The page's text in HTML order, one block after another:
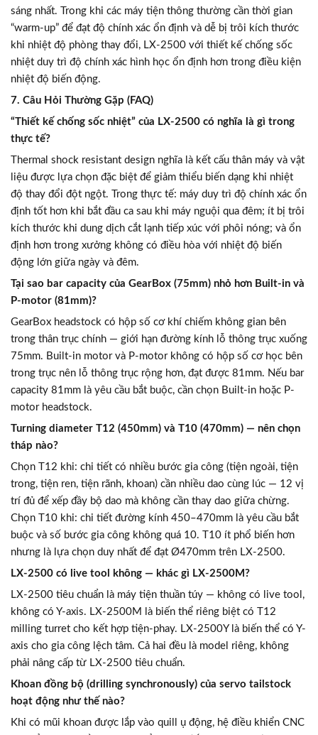
sáng nhất. Trong khi các máy tiện thông thường cần thời gian
“warm-up” để đạt độ chính xác ổn định và dễ bị trôi kích thước
khi nhiệt độ phòng thay đổi, LX-2500 với thiết kế chống sốc
nhiệt duy trì độ chính xác hình học ổn định hơn trong điều kiện
nhiệt độ biến động.
7. Câu Hỏi Thường Gặp (FAQ)
“Thiết kế chống sốc nhiệt” của LX-2500 có nghĩa là gì trong
thực tế?
Thermal shock resistant design nghĩa là kết cấu thân máy và vật
liệu được lựa chọn đặc biệt để giảm thiểu biến dạng khi nhiệt
độ thay đổi đột ngột. Trong thực tế: máy duy trì độ chính xác ổn
định tốt hơn khi bắt đầu ca sau khi máy nguội qua đêm; ít bị trôi
kích thước khi dung dịch cắt lạnh tiếp xúc với phôi nóng; và ổn
định hơn trong xưởng không có điều hòa với nhiệt độ biến
động lớn giữa ngày và đêm.
Tại sao bar capacity của GearBox (75mm) nhỏ hơn Built-in và
P-motor (81mm)?
GearBox headstock có hộp số cơ khí chiếm không gian bên
trong thân trục chính — giới hạn đường kính lỗ thông trục xuống
75mm. Built-in motor và P-motor không có hộp số cơ học bên
trong trục nên lỗ thông trục rộng hơn, đạt được 81mm. Nếu bar
capacity 81mm là yêu cầu bắt buộc, cần chọn Built-in hoặc P-
motor headstock.
Turning diameter T12 (450mm) và T10 (470mm) — nên chọn
tháp nào?
Chọn T12 khi: chi tiết có nhiều bước gia công (tiện ngoài, tiện
trong, tiện ren, tiện rãnh, khoan) cần nhiều dao cùng lúc — 12 vị
trí đủ để xếp đầy bộ dao mà không cần thay dao giữa chừng.
Chọn T10 khi: chi tiết đường kính 450–470mm là yêu cầu bắt
buộc và số bước gia công không quá 10. T10 ít phổ biến hơn
nhưng là lựa chọn duy nhất để đạt Ø470mm trên LX-2500.
LX-2500 có live tool không — khác gì LX-2500M?
LX-2500 tiêu chuẩn là máy tiện thuần túy — không có live tool,
không có Y-axis. LX-2500M là biến thể riêng biệt có T12
milling turret cho kết hợp tiện-phay. LX-2500Y là biến thể có Y-
axis cho gia công lệch tâm. Cả hai đều là model riêng, không
phải nâng cấp từ LX-2500 tiêu chuẩn.
Khoan đồng bộ (drilling synchronously) của servo tailstock
hoạt động như thế nào?
Khi có mũi khoan được lắp vào quill ụ động, hệ điều khiển CNC